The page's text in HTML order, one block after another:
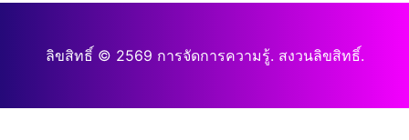
ลิขสิทธิ์ © 2569 การจัดการความรู้. สงวนลิขสิทธิ์.